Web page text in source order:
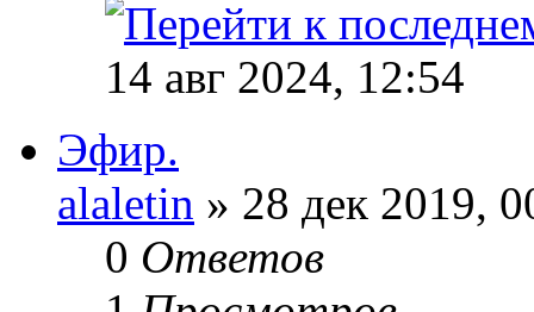
14 авг 2024, 12:54
Эфир.
alaletin » 28 дек 2019,
0 Ответов